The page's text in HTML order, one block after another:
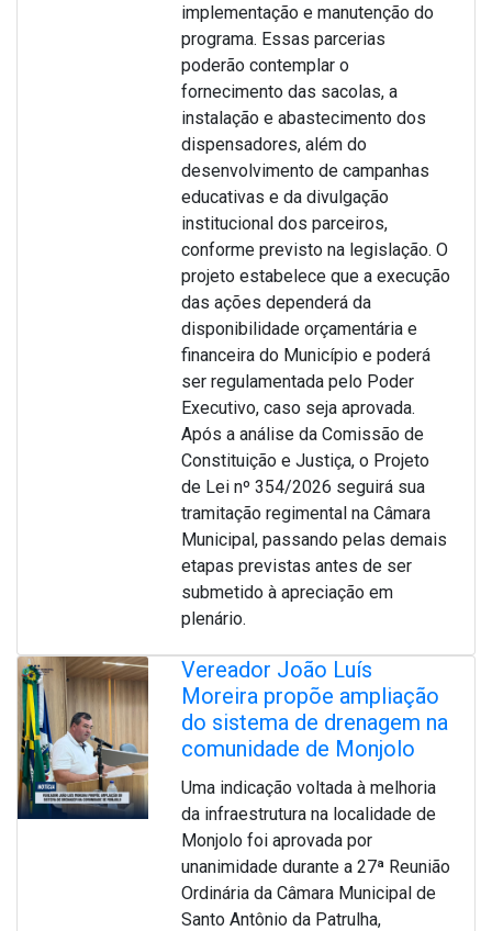
implementação e manutenção do
programa. Essas parcerias
poderão contemplar o
fornecimento das sacolas, a
instalação e abastecimento dos
dispensadores, além do
desenvolvimento de campanhas
educativas e da divulgação
institucional dos parceiros,
conforme previsto na legislação. O
projeto estabelece que a execução
das ações dependerá da
disponibilidade orçamentária e
financeira do Município e poderá
ser regulamentada pelo Poder
Executivo, caso seja aprovada.
Após a análise da Comissão de
Constituição e Justiça, o Projeto
de Lei nº 354/2026 seguirá sua
tramitação regimental na Câmara
Municipal, passando pelas demais
etapas previstas antes de ser
submetido à apreciação em
plenário.
Vereador João Luís
Moreira propõe ampliação
do sistema de drenagem na
comunidade de Monjolo
Uma indicação voltada à melhoria
da infraestrutura na localidade de
Monjolo foi aprovada por
unanimidade durante a 27ª Reunião
Ordinária da Câmara Municipal de
Santo Antônio da Patrulha,